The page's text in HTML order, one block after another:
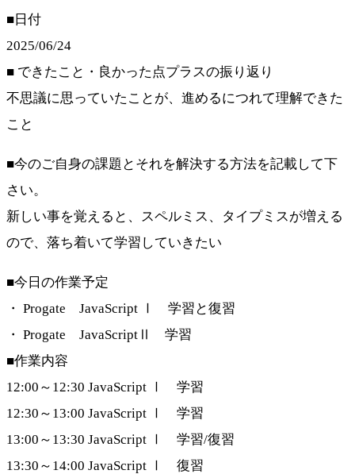
■日付
2025/06/24
■ できたこと・良かった点プラスの振り返り
不思議に思っていたことが、進めるにつれて理解できた
こと
■今のご自身の課題とそれを解決する方法を記載して下
さい。
新しい事を覚えると、スペルミス、タイプミスが増える
ので、落ち着いて学習していきたい
■今日の作業予定
・ Progate JavaScript Ⅰ 学習と復習
・ Progate JavaScriptⅡ 学習
■作業内容
12:00～12:30 JavaScript Ⅰ 学習
12:30～13:00 JavaScript Ⅰ 学習
13:00～13:30 JavaScript Ⅰ 学習/復習
13:30～14:00 JavaScript Ⅰ 復習